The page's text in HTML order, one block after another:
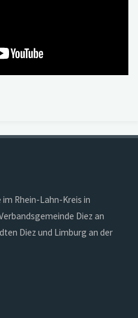
Rhein-Lahn-Kreis in
Diez an
Diez und Limburg an der